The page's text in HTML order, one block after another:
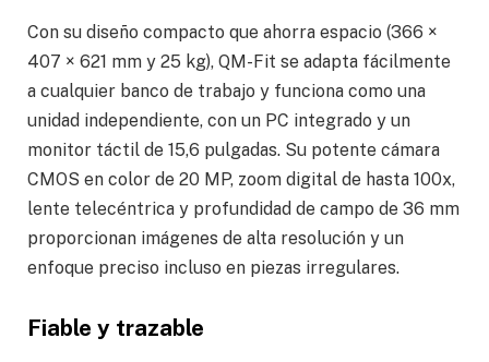
Con su diseño compacto que ahorra espacio (366 ×
407 × 621 mm y 25 kg), QM-Fit se adapta fácilmente
a cualquier banco de trabajo y funciona como una
unidad independiente, con un PC integrado y un
monitor táctil de 15,6 pulgadas. Su potente cámara
CMOS en color de 20 MP, zoom digital de hasta 100x,
lente telecéntrica y profundidad de campo de 36 mm
proporcionan imágenes de alta resolución y un
enfoque preciso incluso en piezas irregulares.
Fiable y trazable